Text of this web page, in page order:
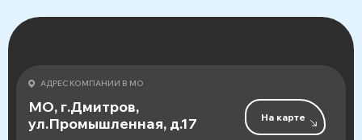
АДРЕС КОМПАНИИ В МО
МО, г.Дмитров,
ул.Промышленная, д.17
На карте